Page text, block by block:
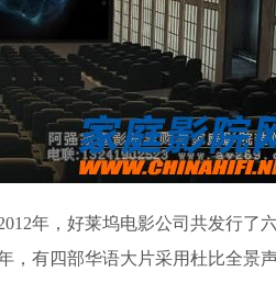
年，好莱坞电影公司共发行了
，有四部华语大片采用杜比全景